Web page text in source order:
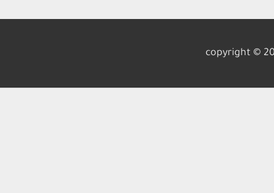
copyright ©